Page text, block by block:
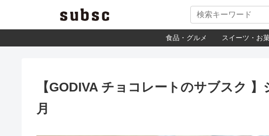
食品・グルメ スイーツ・お
【GODIVA チョコレートのサブスク
月